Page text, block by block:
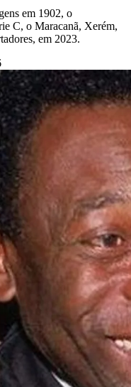
em 1902, o
C, o Maracanã, Xerém,
em 2023.